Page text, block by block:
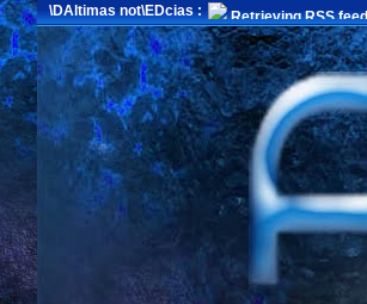
\DAltimas not\EDcias : Retrieving RSS